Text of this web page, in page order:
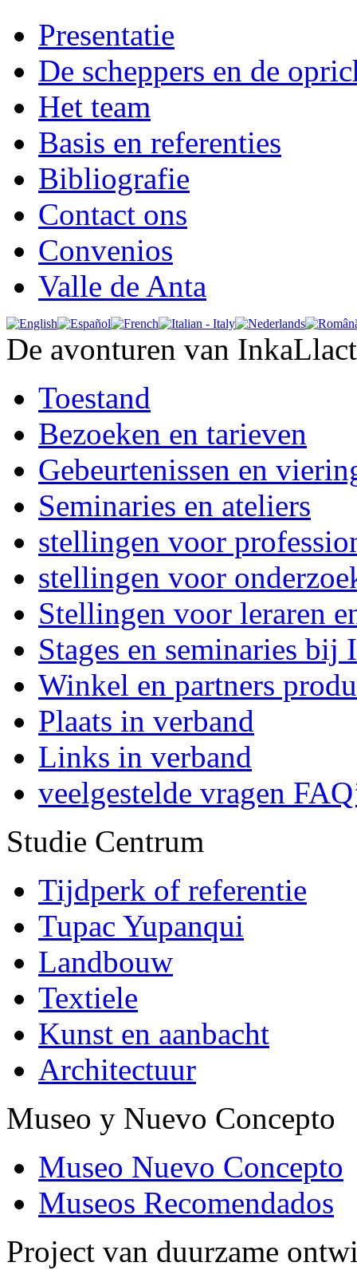
Presentatie
De scheppers en de
Het team
Basis en referenties
Bibliografie
Contact ons
Convenios
Valle de Anta
De avonturen van
Toestand
Bezoeken en tarieven
Gebeurtenissen en
Seminaries en ateliers
stellingen voor
stellingen voor
Stellingen voor leraren
Stages en seminaries
Winkel en partners
Plaats in verband
Links in verband
veelgestelde vragen
Studie Centrum
Tijdperk of referentie
Tupac Yupanqui
Landbouw
Textiele
Kunst en aanbacht
Architectuur
Museo y Nuevo Concepto
Museo Nuevo Concepto
Museos Recomendados
Project van duurzame